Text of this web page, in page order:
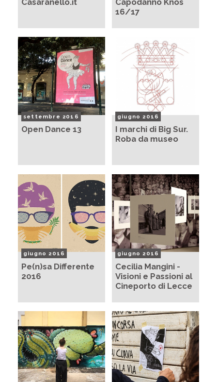
16/17
settembre 2016
Open Dance 13
giugno 2016
I marchi di Big Sur.
Roba da museo
giugno 2016
Pe(n)sa Differente
2016
giugno 2016
Cecilia Mangini -
Visioni e Passioni al
Cineporto di Lecce